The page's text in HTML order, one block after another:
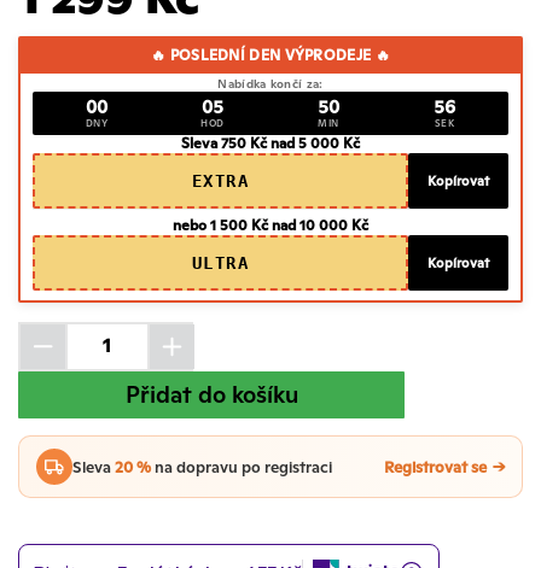
🔥 POSLEDNÍ DEN VÝPRODEJE 🔥
Nabídka končí za:
00
DNY
05
HOD
50
MIN
55
SEK
Sleva 750 Kč nad 5 000 Kč
EXTRA
Kopírovat
nebo 1 500 Kč nad 10 000 Kč
ULTRA
Kopírovat
Přidat do košíku
Sleva20 %na dopravu po registraci Registrovat se